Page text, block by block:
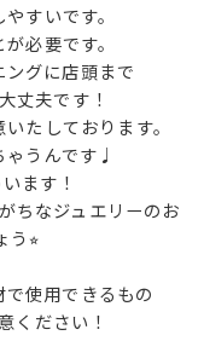
すいです。
必要です。
グに店頭まで
丈夫です！
たしております。
ゃうんです♩
ます！
ちなジュエリーのお
⭐︎
使用できるもの
ください！